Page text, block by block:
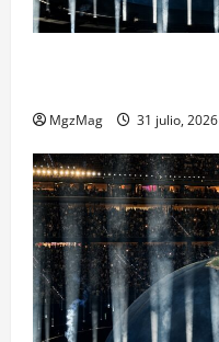
MgzMag 31 julio, 2026